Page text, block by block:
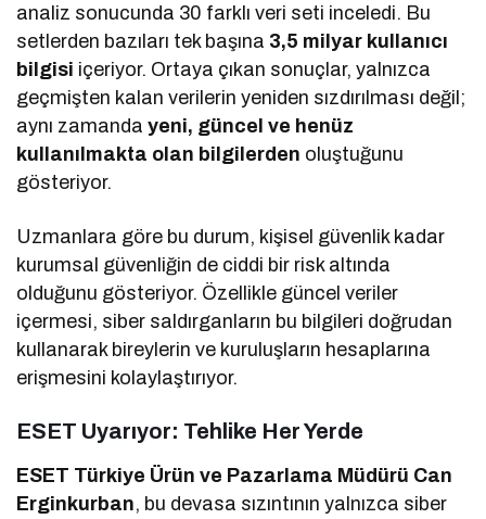
analiz sonucunda 30 farklı veri seti inceledi. Bu
setlerden bazıları tek başına 3,5 milyar kullanıcı
bilgisi içeriyor. Ortaya çıkan sonuçlar, yalnızca
geçmişten kalan verilerin yeniden sızdırılması değil;
aynı zamandayeni, güncel ve henüz
kullanılmakta olan bilgilerden oluştuğunu
gösteriyor.
Uzmanlara göre bu durum, kişisel güvenlik kadar
kurumsal güvenliğin de ciddi bir risk altında
olduğunu gösteriyor. Özellikle güncel veriler
içermesi, siber saldırganların bu bilgileri doğrudan
kullanarak bireylerin ve kuruluşların hesaplarına
erişmesini kolaylaştırıyor.
ESET Uyarıyor: Tehlike Her Yerde
ESET Türkiye Ürün ve Pazarlama Müdürü Can
Erginkurban, bu devasa sızıntının yalnızca siber